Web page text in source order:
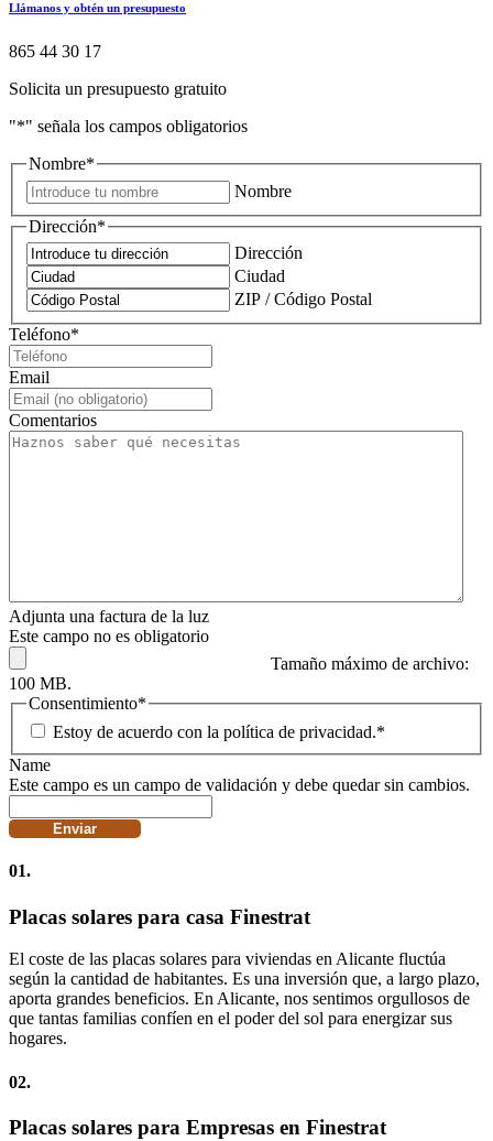
Llámanos y obtén un presupuesto
865 44 30 17
Solicita un presupuesto gratuito
"*" señala los campos obligatorios
Nombre*
Nombre
Dirección*
Dirección
Ciudad
ZIP / Código Postal
Teléfono*
Email
Comentarios
Adjunta una factura de la luz
Este campo no es obligatorio
Tamaño máximo de archivo:
100 MB.
Consentimiento*
Estoy de acuerdo con la política de privacidad.*
Name
Este campo es un campo de validación y debe quedar sin cambios.
01.
Placas solares para casa Finestrat
El coste de las placas solares para viviendas en Alicante fluctúa
según la cantidad de habitantes. Es una inversión que, a largo plazo,
aporta grandes beneficios. En Alicante, nos sentimos orgullosos de
que tantas familias confíen en el poder del sol para energizar sus
hogares.
02.
Placas solares para Empresas en Finestrat